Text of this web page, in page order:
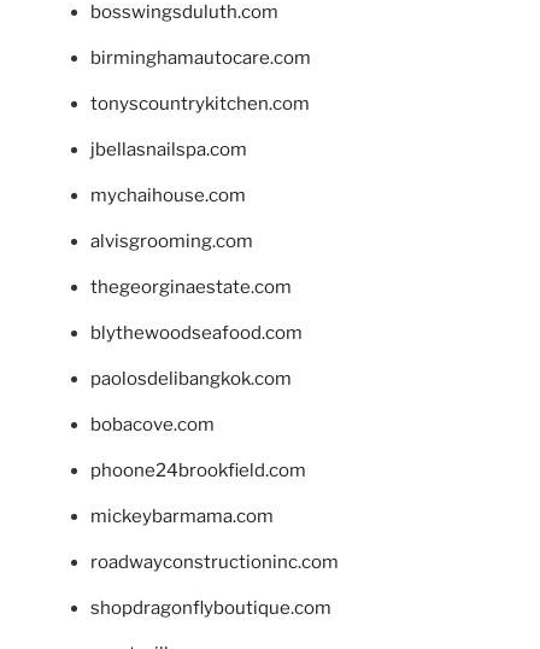
bosswingsduluth.com
birminghamautocare.com
tonyscountrykitchen.com
jbellasnailspa.com
mychaihouse.com
alvisgrooming.com
thegeorginaestate.com
blythewoodseafood.com
paolosdelibangkok.com
bobacove.com
phoone24brookfield.com
mickeybarmama.com
roadwayconstructioninc.com
shopdragonflyboutique.com